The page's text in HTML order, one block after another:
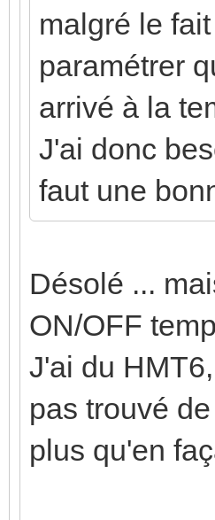
malgré le
paramétrer
arrivé à la
J'ai donc
faut une
Désolé ...
ON/OFF
J'ai du
pas trouvé
plus qu'en